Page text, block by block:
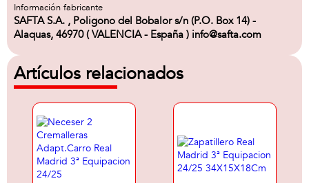
Información fabricante
SAFTA S.A. , Poligono del Bobalor s/n (P.O. Box 14) -
Alaquas, 46970 ( VALENCIA - España ) info@safta.com
Artículos relacionados